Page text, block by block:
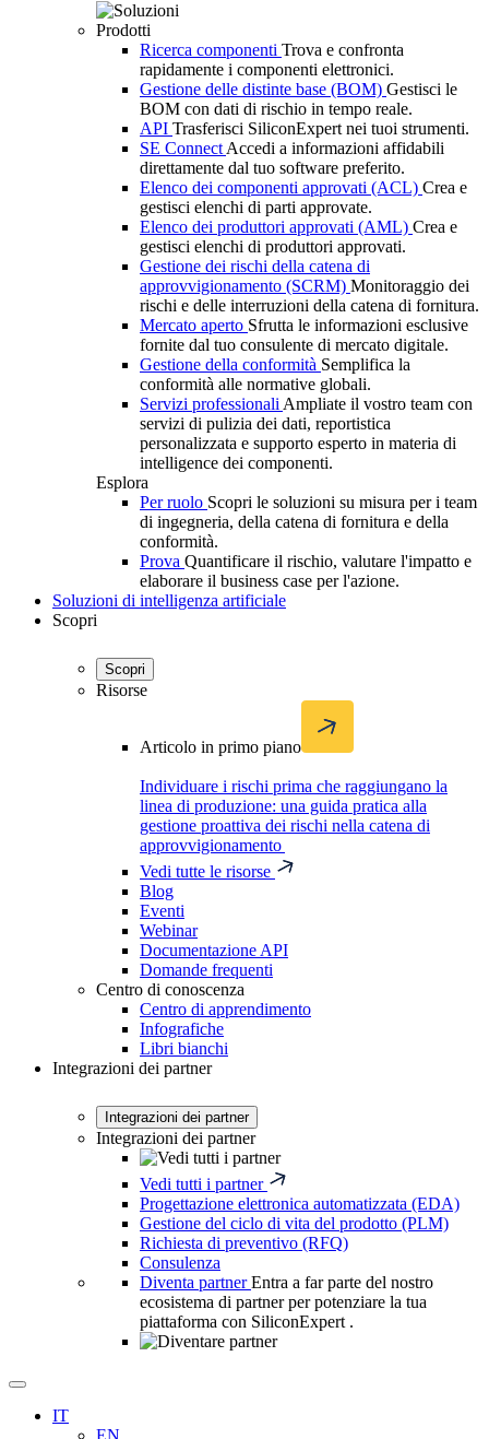
Prodotti
Ricerca componenti Trova e confronta
rapidamente i componenti elettronici.
Gestione delle distinte base (BOM) Gestisci le
BOM con dati di rischio in tempo reale.
API Trasferisci SiliconExpert nei tuoi strumenti.
SE Connect Accedi a informazioni affidabili
direttamente dal tuo software preferito.
Elenco dei componenti approvati (ACL) Crea e
gestisci elenchi di parti approvate.
Elenco dei produttori approvati (AML) Crea e
gestisci elenchi di produttori approvati.
Gestione dei rischi della catena di
approvvigionamento (SCRM) Monitoraggio dei
rischi e delle interruzioni della catena di fornitura.
Mercato aperto Sfrutta le informazioni esclusive
fornite dal tuo consulente di mercato digitale.
Gestione della conformità Semplifica la
conformità alle normative globali.
Servizi professionali Ampliate il vostro team con
servizi di pulizia dei dati, reportistica
personalizzata e supporto esperto in materia di
intelligence dei componenti.
Esplora
Per ruolo Scopri le soluzioni su misura per i team
di ingegneria, della catena di fornitura e della
conformità.
Prova Quantificare il rischio, valutare l'impatto e
elaborare il business case per l'azione.
Soluzioni di intelligenza artificiale
Scopri
Scopri
Risorse
Articolo in primo piano
Individuare i rischi prima che raggiungano la
linea di produzione: una guida pratica alla
gestione proattiva dei rischi nella catena di
approvvigionamento
Vedi tutte le risorse
Blog
Eventi
Webinar
Documentazione API
Domande frequenti
Centro di conoscenza
Centro di apprendimento
Infografiche
Libri bianchi
Integrazioni dei partner
Integrazioni dei partner
Integrazioni dei partner
Vedi tutti i partner
Progettazione elettronica automatizzata (EDA)
Gestione del ciclo di vita del prodotto (PLM)
Richiesta di preventivo (RFQ)
Consulenza
Diventa partner Entra a far parte del nostro
ecosistema di partner per potenziare la tua
piattaforma con SiliconExpert .
Ricerca
apertaIT
EN